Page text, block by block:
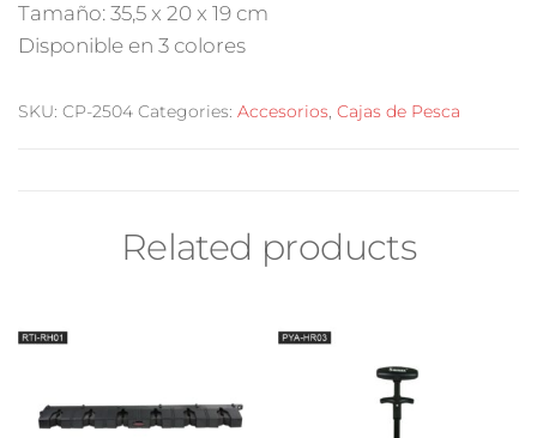
Tamaño: 35,5 x 20 x 19 cm
Disponible en 3 colores
SKU: CP-2504 Categories: Accesorios, Cajas de Pesca
Related products